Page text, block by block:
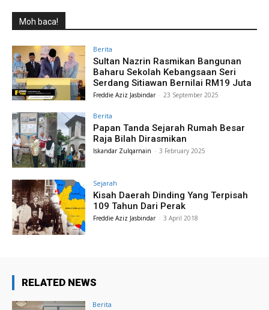
Moh baca!
Berita
Sultan Nazrin Rasmikan Bangunan
Baharu Sekolah Kebangsaan Seri
Serdang Sitiawan Bernilai RM19 Juta
Freddie Aziz Jasbindar - 23 September 2025
Berita
Papan Tanda Sejarah Rumah Besar
Raja Bilah Dirasmikan
Iskandar Zulqarnain - 3 February 2025
Sejarah
Kisah Daerah Dinding Yang Terpisah
109 Tahun Dari Perak
Freddie Aziz Jasbindar - 3 April 2018
RELATED NEWS
Berita